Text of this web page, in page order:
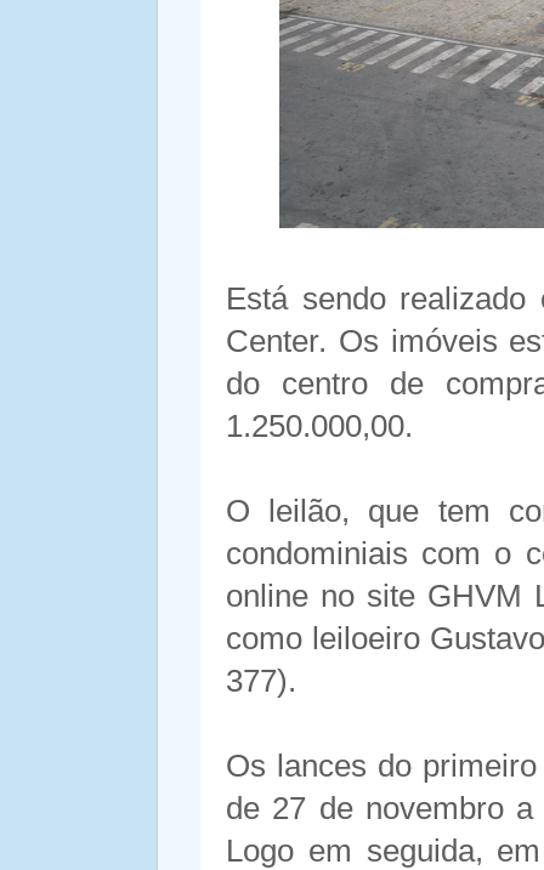
Está sendo
Center. Os imóveis
do centro de
1.250.000,00.
O leilão, que tem
condominiais com o
online no site GHVM
como leiloeiro
377).
Os lances do
de 27 de novembro
Logo em seguida,